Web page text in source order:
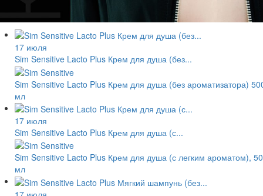
17 июля
Sim Sensitive Lacto Plus Крем для душа (без...
Sim Sensitive Lacto Plus Крем для душа (без ароматизатора)
мл
17 июля
Sim Sensitive Lacto Plus Крем для душа (с...
Sim Sensitive Lacto Plus Крем для душа (с легким ароматом),
мл